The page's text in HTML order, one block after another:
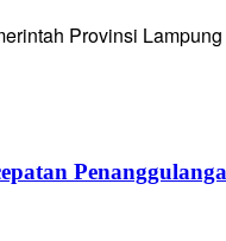
Provinsi